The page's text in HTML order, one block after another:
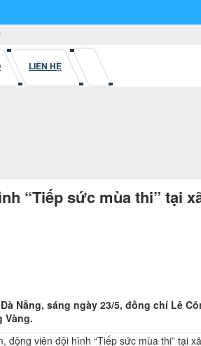
LIÊN HỆ
“Tiếp sức mùa thi” tại
Nẵng, sáng ngày 23/5, đồng chí Lê
Vàng.